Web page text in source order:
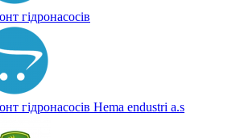
гідронасосів
гідронасосів Hema endustri a.s